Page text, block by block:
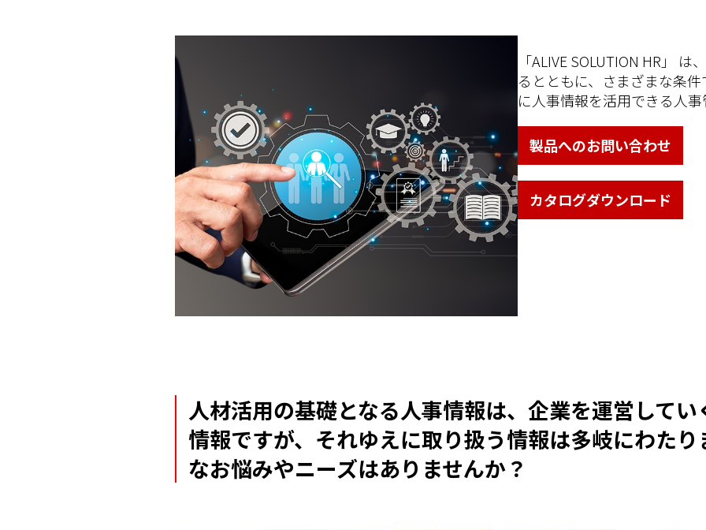
「ALIVE SOLUTION HR」
るとともに、さまざまな条
に人事情報を活用できる人
製品へのお問い合わせ
カタログダウンロード
人材活用の基礎となる人事情報は、企業を運営して
情報ですが、それゆえに取り扱う情報は多岐にわた
なお悩みやニーズはありませんか？